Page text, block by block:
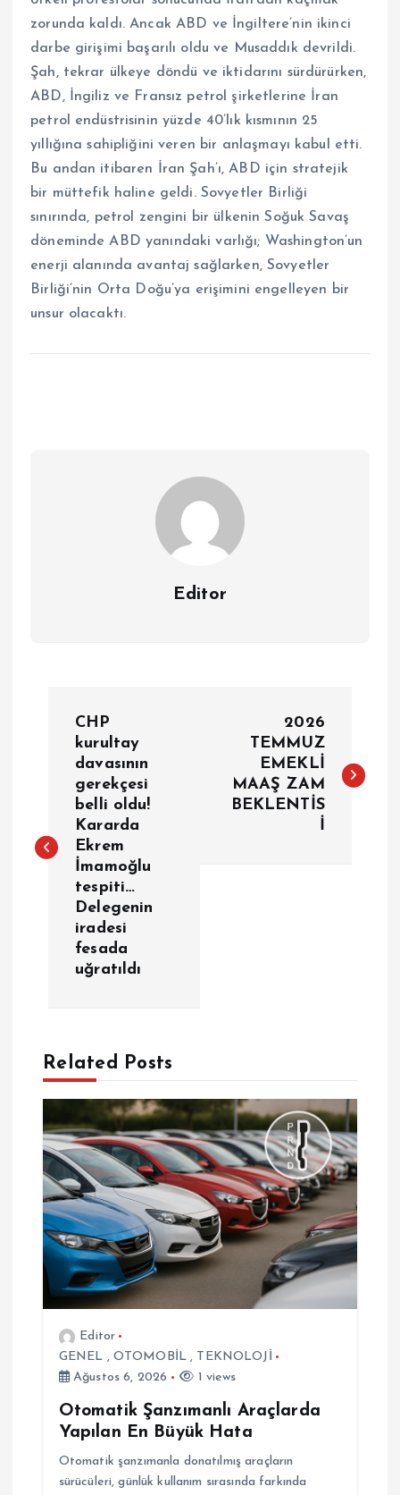
zorunda kaldı. Ancak ABD ve İngiltere’nin ikinci
darbe girişimi başarılı oldu ve Musaddık devrildi.
Şah, tekrar ülkeye döndü ve iktidarını sürdürürken,
ABD, İngiliz ve Fransız petrol şirketlerine İran
petrol endüstrisinin yüzde 40’lık kısmının 25
yıllığına sahipliğini veren bir anlaşmayı kabul etti.
Bu andan itibaren İran Şah’ı, ABD için stratejik
bir müttefik haline geldi. Sovyetler Birliği
sınırında, petrol zengini bir ülkenin Soğuk Savaş
döneminde ABD yanındaki varlığı; Washington’un
enerji alanında avantaj sağlarken, Sovyetler
Birliği’nin Orta Doğu’ya erişimini engelleyen bir
unsur olacaktı.
Editor
ı
n
m
e
s
CHP
kurultay
davasının
gerekçesi
belli oldu!
Kararda
Ekrem
İmamoğlu
tespiti…
Delegenin
iradesi
fesada
uğratıldı
2026
TEMMUZ
EMEKLİ
MAAŞ ZAM
BEKLENTİS
İ
Related Posts
Editor
GENEL , OTOMOBİL , TEKNOLOJİ
Ağustos 6, 2026
1 views
Otomatik Şanzımanlı Araçlarda
Yapılan En Büyük Hata
Otomatik şanzımanla donatılmış araçların
sürücüleri, günlük kullanım sırasında farkında